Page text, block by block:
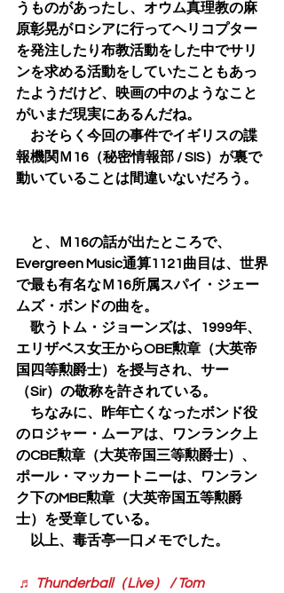
うものがあったし、オウム真理教の麻
原彰晃がロシアに行ってヘリコプター
を発注したり布教活動をした中でサリ
ンを求める活動をしていたこともあっ
たようだけど、映画の中のようなこと
がいまだ現実にあるんだね。
おそらく今回の事件でイギリスの諜
報機関Ｍ16（秘密情報部 / SIS）が裏で
動いていることは間違いないだろう。
と、Ｍ16の話が出たところで、
Evergreen Music通算1121曲目は、世界
で最も有名なＭ16所属スパイ・ジェー
ムズ・ボンドの曲を。
歌うトム・ジョーンズは、1999年、
エリザベス女王からOBE勲章（大英帝
国四等勲爵士）を授与され、サー
（Sir）の敬称を許されている。
ちなみに、昨年亡くなったボンド役
のロジャー・ムーアは、ワンランク上
のCBE勲章（大英帝国三等勲爵士）、
ポール・マッカートニーは、ワンラン
ク下のMBE勲章（大英帝国五等勲爵
士）を受章している。
以上、毒舌亭一口メモでした。
♬ Thunderball（Live） / Tom